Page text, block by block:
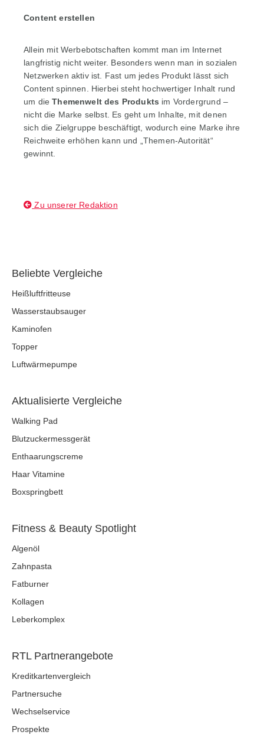
Content erstellen
Allein mit Werbebotschaften kommt man im Internet
langfristig nicht weiter. Besonders wenn man in sozialen
Netzwerken aktiv ist. Fast um jedes Produkt lässt sich
Content spinnen. Hierbei steht hochwertiger Inhalt rund
um dieThemenwelt des Produkts im Vordergrund –
nicht die Marke selbst. Es geht um Inhalte, mit denen
sich die Zielgruppe beschäftigt, wodurch eine Marke ihre
Reichweite erhöhen kann und „Themen-Autorität“
gewinnt.
Zu unserer Redaktion
Beliebte Vergleiche
Heißluftfritteuse
Wasserstaubsauger
Kaminofen
Topper
Luftwärmepumpe
Aktualisierte Vergleiche
Walking Pad
Blutzuckermessgerät
Enthaarungscreme
Haar Vitamine
Boxspringbett
Fitness & Beauty Spotlight
Algenöl
Zahnpasta
Fatburner
Kollagen
Leberkomplex
RTL Partnerangebote
Kreditkartenvergleich
Partnersuche
Wechselservice
Prospekte